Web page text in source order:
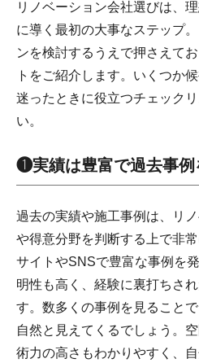
リノベーション会社選びは、
に導く最初の大事なステップ
ンを検討するうえで押さえて
トをご紹介します。いくつか
迷ったときに役立つチェック
い。
❶実績は豊富で過去事例
過去の実績や施工事例は、リ
や得意分野を判断する上で非
サイトやSNSで豊富な事例を
明性も高く、経験に裏打ちさ
す。数多くの事例を見ること
自然と見えてくるでしょう。
術力の高さもわかりやすく、